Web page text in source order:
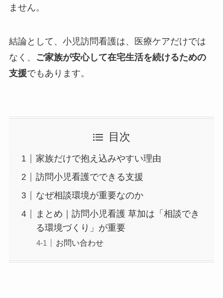
ません。
結論として、小児訪問看護は、医療ケアだけでは
なく、
ご家族が安心して在宅生活を続けるための
支援でもあります。
目次
家族だけで抱え込みやすい理由
訪問小児看護でできる支援
なぜ相談環境が重要なのか
まとめ｜訪問小児看護 草加は「相談でき
る環境づくり」が重要
お問い合わせ